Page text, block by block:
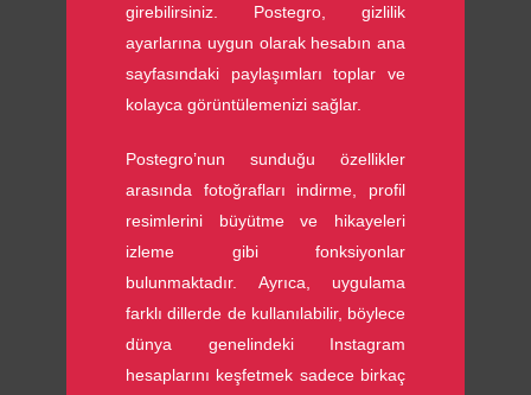
girebilirsiniz. Postegro, gizlilik
ayarlarına uygun olarak hesabın ana
sayfasındaki paylaşımları toplar ve
kolayca görüntülemenizi sağlar.
Postegro’nun sunduğu özellikler
arasında fotoğrafları indirme, profil
resimlerini büyütme ve hikayeleri
izleme gibi fonksiyonlar
bulunmaktadır. Ayrıca, uygulama
farklı dillerde de kullanılabilir, böylece
dünya genelindeki Instagram
hesaplarını keşfetmek sadece birkaç